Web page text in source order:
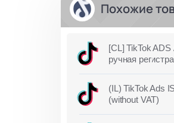
Похожие
[CL] TikTok
ручная
(IL) TikTok Ads
(without VAT)